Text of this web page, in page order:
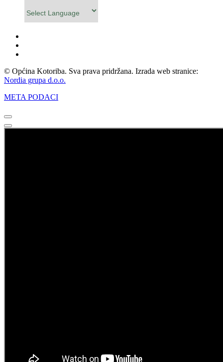
© Općina Kotoriba. Sva prava pridržana. Izrada web stranice:
Nordia grupa d.o.o.
META PODACI